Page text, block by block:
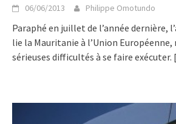
06/06/2013 Philippe Omotundo
Paraphé en juillet de l’année dernière,
lie la Mauritanie à l’Union
sérieuses difficultés à se faire exécuter.